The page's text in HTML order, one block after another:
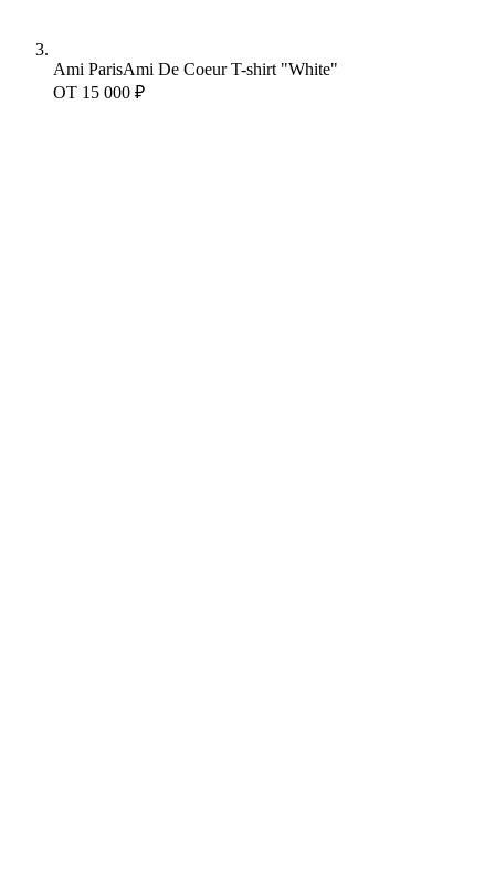
Ami ParisAmi De Coeur T-shirt "White"
ОТ 15 000 ₽